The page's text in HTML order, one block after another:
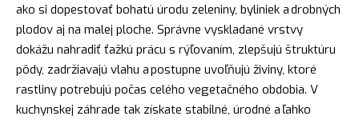
ako si dopestovať bohatú úrodu zeleniny, byliniek a drobných
plodov aj na malej ploche. Správne vyskladané vrstvy
dokážu nahradiť ťažkú prácu s rýľovaním, zlepšujú štruktúru
pôdy, zadržiavajú vlahu a postupne uvoľňujú živiny, ktoré
rastliny potrebujú počas celého vegetačného obdobia. V
kuchynskej záhrade tak získate stabilné, úrodné a ľahko